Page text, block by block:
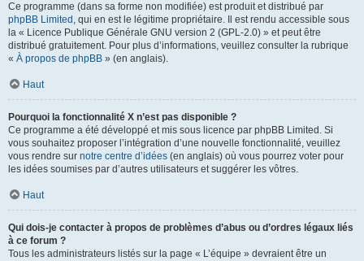
Ce programme (dans sa forme non modifiée) est produit et distribué par
phpBB Limited , qui en est le légitime propriétaire. Il est rendu accessible sous
la « Licence Publique Générale GNU version 2 (GPL-2.0) » et peut être
distribué gratuitement. Pour plus d’informations, veuillez consulter la rubrique
« À propos de phpBB » (en anglais).
Haut
Pourquoi la fonctionnalité X n’est pas disponible ?
Ce programme a été développé et mis sous licence par phpBB Limited. Si
vous souhaitez proposer l’intégration d’une nouvelle fonctionnalité, veuillez
vous rendre sur notre centre d’idées (en anglais) où vous pourrez voter pour
les idées soumises par d’autres utilisateurs et suggérer les vôtres.
Haut
Qui dois-je contacter à propos de problèmes d’abus ou d’ordres légaux liés
à ce forum ?
Tous les administrateurs listés sur la page « L’équipe » devraient être un